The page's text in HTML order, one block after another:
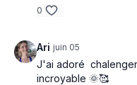
0
Ari juin 05
J'ai adoré
incroyable 🌞🥰